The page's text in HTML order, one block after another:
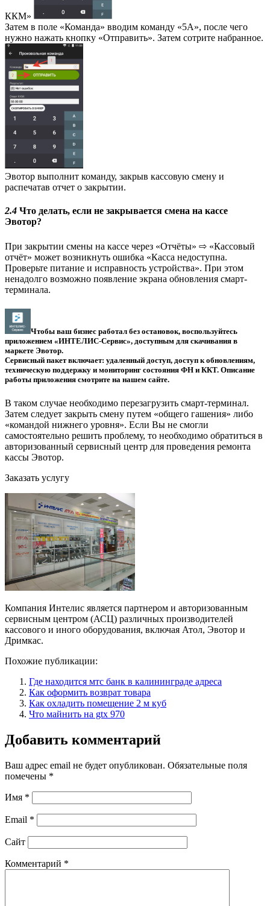
ККМ»
Затем в поле «Команда» вводим команду «5А», после чего
нужно нажать кнопку «Отправить». Затем сотрите набранное.
Эвотор выполнит команду, закрыв кассовую смену и
распечатав отчет о закрытии.
2.4 Что делать, если не закрывается смена на кассе
Эвотор?
При закрытии смены на кассе через «Отчёты» ⇨ «Кассовый
отчёт» может возникнуть ошибка «Касса недоступна.
Проверьте питание и исправность устройства». При этом
ненадолго возможно появление экрана обновления смарт-
терминала.
Чтобы ваш бизнес работал без остановок, воспользуйтесь
приложением «ИНТЕЛИС-Сервис», доступным для скачивания в
маркете Эвотор.
Сервисный пакет включает: удаленный доступ, доступ к обновлениям,
техническую поддержку и мониторинг состояния ФН и ККТ. Описание
работы приложения смотрите на нашем сайте.
В таком случае необходимо перезагрузить смарт-терминал.
Затем следует закрыть смену путем «общего гашения» либо
«командой нижнего уровня». Если Вы не смогли
самостоятельно решить проблему, то необходимо обратиться в
авторизованный сервисный центр для проведения ремонта
кассы Эвотор.
Заказать услугу
Компания Интелис является партнером и авторизованным
сервисным центром (АСЦ) различных производителей
кассового и иного оборудования, включая Атол, Эвотор и
Дримкас.
Похожие публикации:
Где находится мтс банк в калининграде адреса
Как оформить возврат товара
Как охладить помещение 2 м куб
Что майнить на gtx 970
Добавить комментарий
Ваш адрес email не будет опубликован. Обязательные поля
помечены *
Имя *
Email *
Сайт
Комментарий *